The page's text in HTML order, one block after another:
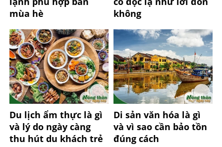
mùa hè
không
Du lịch ẩm thực là gì
và lý do ngày càng
thu hút du khách trẻ
Di sản văn hóa là gì
và vì sao cần bảo tồn
đúng cách